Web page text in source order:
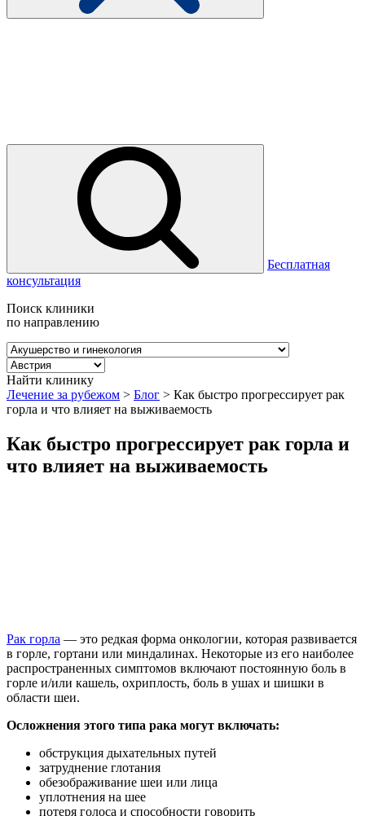
Бесплатная
консультация
Поиск клиники
по направлению
Найти клинику
Лечение за рубежом > Блог > Как быстро прогрессирует рак
горла и что влияет на выживаемость
Как быстро прогрессирует рак горла и
что влияет на выживаемость
Рак горла — это редкая форма онкологии, которая развивается
в горле, гортани или миндалинах. Некоторые из его наиболее
распространенных симптомов включают постоянную боль в
горле и/или кашель, охриплость, боль в ушах и шишки в
области шеи.
Осложнения этого типа рака могут включать:
обструкция дыхательных путей
затруднение глотания
обезображивание шеи или лица
уплотнения на шее
потеря голоса и способности говорить